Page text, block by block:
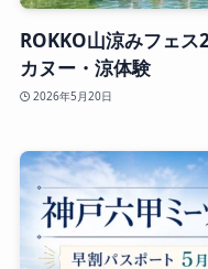
ROKKO山涼みフェ
カヌー・涼体験
2026年5月20日